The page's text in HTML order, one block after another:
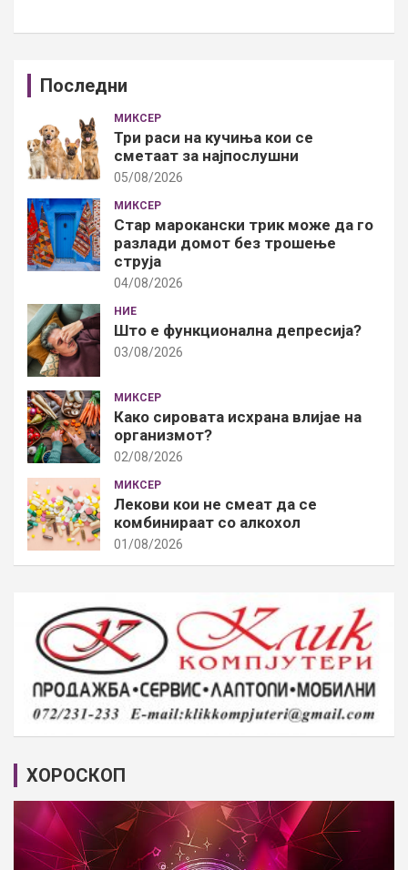
Последни
МИКСЕР
Три раси на кучиња кои се
сметаат за најпослушни
05/08/2026
МИКСЕР
Стар марокански трик може да го
разлади домот без трошење
струја
04/08/2026
НИЕ
Што е функционална депресија?
03/08/2026
МИКСЕР
Како сировата исхрана влијае на
организмот?
02/08/2026
МИКСЕР
Лекови кои не смеат да се
комбинираат со алкохол
01/08/2026
ХОРОСКОП